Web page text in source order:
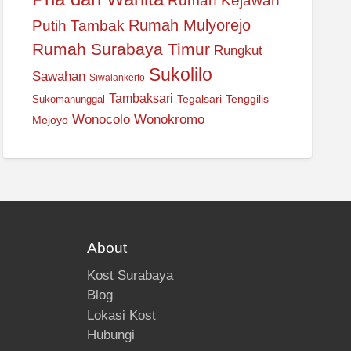
Putih Tambak Rumah Mulyorejo
Rumah Surabaya Timur Rungkut
Sawahan Siwalankerto Sukolilo
Sukomanunggal Tambaksari Tegalsari Tenggilis
Mejoyo Wonocolo Wonokromo
About
Kost Surabaya
Blog
Lokasi Kost
Hubungi